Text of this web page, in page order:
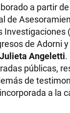
a partir
de
Investigaciones (
de Adorni
Angeletti.
públicas,
de
a la